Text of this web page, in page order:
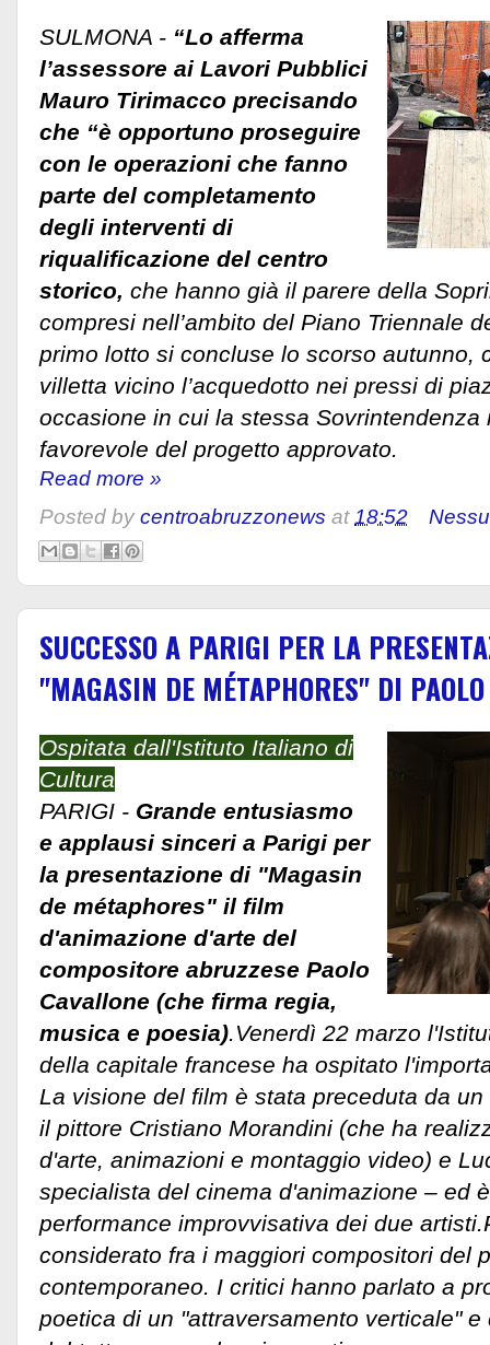
SULMONA - “Lo afferma
l’assessore ai Lavori Pubblici
Mauro Tirimacco precisando
che “è opportuno proseguire
con le operazioni che fanno
parte del completamento
degli interventi di
riqualificazione del centro
storico, che hanno già il parere della
compresi nell’ambito del Piano Triennale
primo lotto si concluse lo scorso autunno,
villetta vicino l’acquedotto nei pressi di
occasione in cui la stessa Sovrintendenza
favorevole del progetto approvato.
Read more »
Posted by centroabruzzonews at18:52
SUCCESSO A PARIGI PER LA
"MAGASIN DE MÉTAPHORES" DI
Ospitata dall'Istituto Italiano di
Cultura
PARIGI - Grande entusiasmo
e applausi sinceri a Parigi per
la presentazione di "Magasin
de métaphores" il film
d'animazione d'arte del
compositore abruzzese Paolo
Cavallone (che firma regia,
musica e poesia).Venerdì 22 marzo
della capitale francese ha ospitato
La visione del film è stata preceduta da
il pittore Cristiano Morandini (che ha
d'arte, animazioni e montaggio video) e
specialista del cinema d'animazione – ed
performance improvvisativa dei due
considerato fra i maggiori compositori del
contemporaneo. I critici hanno parlato a
poetica di un "attraversamento verticale"